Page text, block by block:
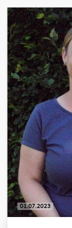
01.07.2023